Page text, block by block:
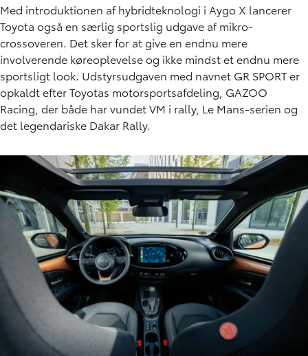
Med introduktionen af hybridteknologi i Aygo X lancerer
Toyota også en særlig sportslig udgave af mikro-
crossoveren. Det sker for at give en endnu mere
involverende køreoplevelse og ikke mindst et endnu mere
sportsligt look. Udstyrsudgaven med navnet GR SPORT er
opkaldt efter Toyotas motorsportsafdeling, GAZOO
Racing, der både har vundet VM i rally, Le Mans-serien og
det legendariske Dakar Rally.